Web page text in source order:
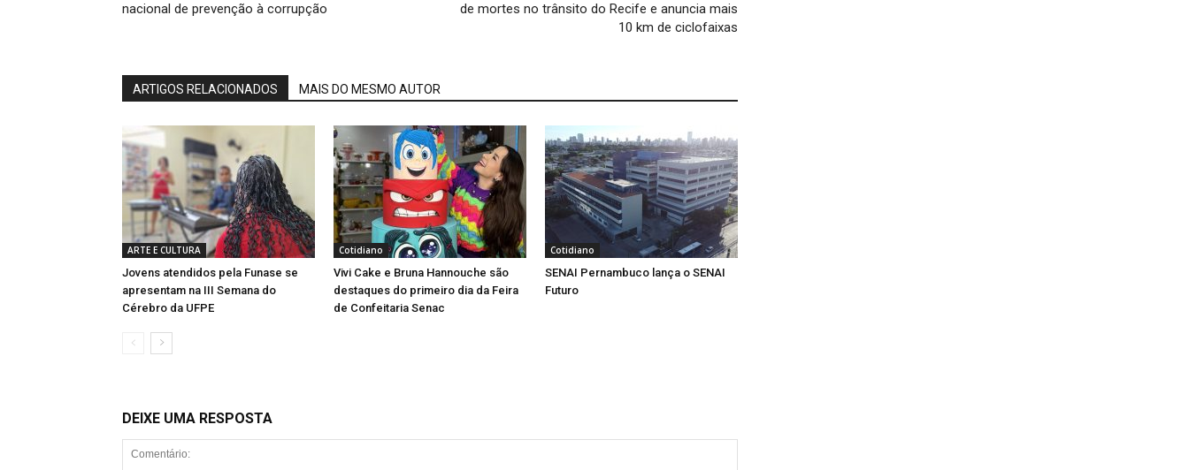
nacional de prevenção à corrupção
de mortes no trânsito do Recife e anuncia mais
10 km de ciclofaixas
ARTIGOS RELACIONADOS MAIS DO MESMO AUTOR
ARTE E CULTURA
Jovens atendidos pela Funase se
apresentam na III Semana do
Cérebro da UFPE
Cotidiano
Vivi Cake e Bruna Hannouche são
destaques do primeiro dia da Feira
de Confeitaria Senac
Cotidiano
SENAI Pernambuco lança o SENAI
Futuro
DEIXE UMA RESPOSTA